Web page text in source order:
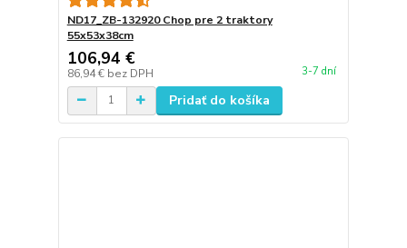
ND17_ZB-132920 Chop pre 2 traktory
55x53x38cm
106,94 €
86,94 € bez DPH 3-7 dní
Pridať do košíka